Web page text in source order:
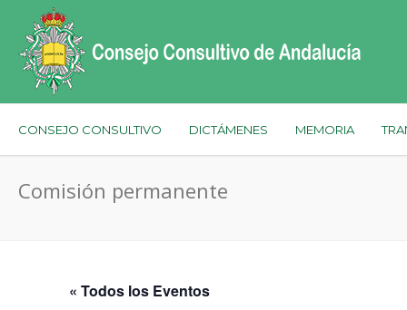
CONSEJO CONSULTIVO DICTÁMENES MEMORIA
Comisión permanente
« Todos los Eventos